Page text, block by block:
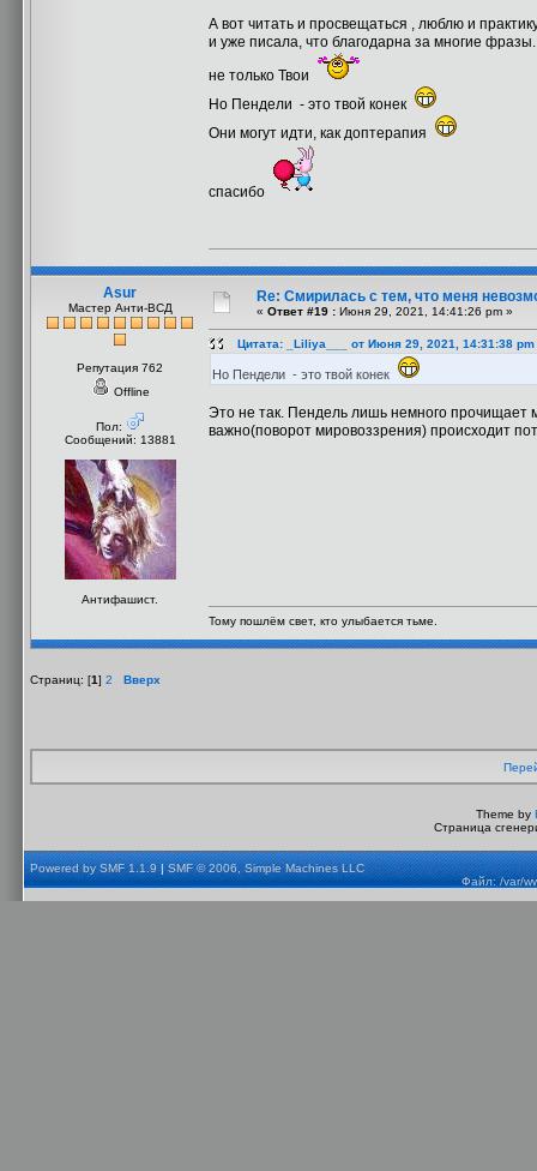
А вот читать и просвещаться , люблю и
и уже писала, что благодарна за многие
не только Твои
Но Пендели - это твой конек
Они могут идти, как доптерапия
спасибо
Asur
Мастер Анти-ВСД
Репутация 762
Offline
Пол:
Сообщений: 13881
Антифашист.
Re: Смирилась с тем, что меня
« Ответ #19 : Июня 29, 2021, 14:41:26 pm »
Цитата: _Liliya___ от Июня 29, 2021, 14:31:38 pm
Но Пендели - это твой конек
Это не так. Пендель лишь немного прочищает
важно(поворот мировоззрения) происходит
Тому пошлём свет, кто улыбается тьме.
Страниц: [1] 2 Вверх
Theme by
Страница
Powered by SMF 1.1.9|SMF © 2006, Simple Machines LLC
Файл: /var/